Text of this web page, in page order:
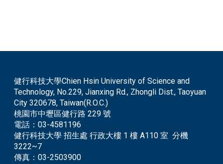
健行科技大學Chien Hsin University of Science and
Technology, No.229, Jianxing Rd., Zhongli Dist., Taoyuan
City 320678, Taiwan(R.O.C.)
桃園市中壢區健行路 229 號
電話：03-4581196
健行科技大學 招生處 行政大樓 1 樓 A110 室 分機
3222~7
傳真：03-2503900